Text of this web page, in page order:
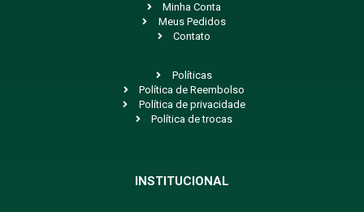
Minha Conta
Meus Pedidos
Contato
Políticas
Política de Reembolso
Política de privacidade
Política de trocas
INSTITUCIONAL